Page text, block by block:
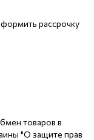
рассрочку
товаров в
"О защите прав